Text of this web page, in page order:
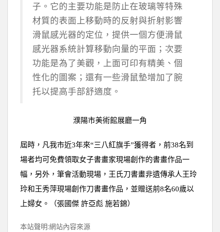
子。它的主要功能是防止在玻璃等特殊
材質的表面上移動時的反射與折射影響
滑鼠感光器的定位，提供一個方便滑鼠
感光器系統計算移動向量的平面；次要
功能是為了美觀，上面可印有精美、個
性化的圖案；還有一些滑鼠墊增加了腕
托以提高手部舒適度。
濮陽市美術館展廳一角
屆時，凡我市近3年來“三八紅旗手”獲得者，前38名到
場者均可免費領取女子書畫家現場創作的書畫作品一
幅，另外，筆會活動現場，王氏刀書畫非遺傳承人王玲
玲和王秀萍現場創作刀書畫作品，並贈送前8名60歲以
上婦女。（張國傑 許亞彪 施若錦）
本站聲明:網站內容來源